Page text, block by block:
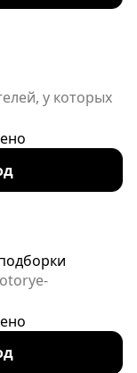
у которых